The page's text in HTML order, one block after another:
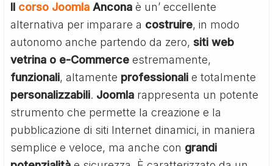
Il corso Joomla Ancona è un’ eccellente
alternativa per imparare a costruire, in modo
autonomo anche partendo da zero,siti web
vetrina o e-Commerce estremamente,
funzionali, altamente professionali e totalmente
personalizzabili. Joomla rappresenta un potente
strumento che permette la creazione e la
pubblicazione di siti Internet dinamici, in maniera
semplice e veloce, ma anche con grandi